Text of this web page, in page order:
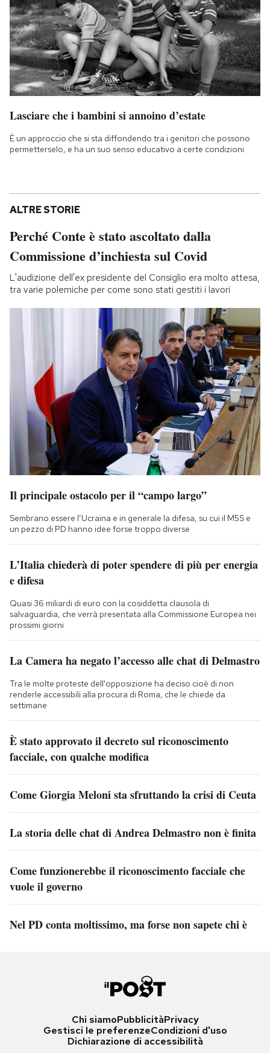
Lasciare che i bambini si annoino d’estate
È un approccio che si sta diffondendo tra i genitori che possono
permetterselo, e ha un suo senso educativo a certe condizioni
ALTRE STORIE
Perché Conte è stato ascoltato dalla
Commissione d’inchiesta sul Covid
L'audizione dell'ex presidente del Consiglio era molto attesa,
tra varie polemiche per come sono stati gestiti i lavori
Il principale ostacolo per il “campo largo”
Sembrano essere l’Ucraina e in generale la difesa, su cui il M5S e
un pezzo di PD hanno idee forse troppo diverse
L’Italia chiederà di poter spendere di più per energia
e difesa
Quasi 36 miliardi di euro con la cosiddetta clausola di
salvaguardia, che verrà presentata alla Commissione Europea nei
prossimi giorni
La Camera ha negato l’accesso alle chat di Delmastro
Tra le molte proteste dell'opposizione ha deciso cioè di non
renderle accessibili alla procura di Roma, che le chiede da
settimane
È stato approvato il decreto sul riconoscimento
facciale, con qualche modifica
Come Giorgia Meloni sta sfruttando la crisi di Ceuta
La storia delle chat di Andrea Delmastro non è finita
Come funzionerebbe il riconoscimento facciale che
vuole il governo
Nel PD conta moltissimo, ma forse non sapete chi è
Chi siamoPubblicitàPrivacy
Gestisci le preferenzeCondizioni d'uso
Dichiarazione di accessibilità